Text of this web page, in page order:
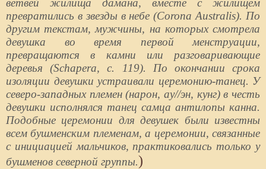
ветвей жилища дамана, вместе с жилищем
превратились в звезды в небе (Corona Australis). По
другим текстам, мужчины, на которых смотрела
девушка во время первой менструации,
превращаются в камни или разговаривающие
деревья (Schapera, с. 119). По окончании срока
изоляции девушки устраивали церемонию-танец. У
северо-западных племен (нарон, ау//эн, кунг) в честь
девушки исполнялся танец самца антилопы канна.
Подобные церемонии для девушек были известны
всем бушменским племенам, а церемонии, связанные
с инициацией мальчиков, практиковались только у
бушменов северной группы.)